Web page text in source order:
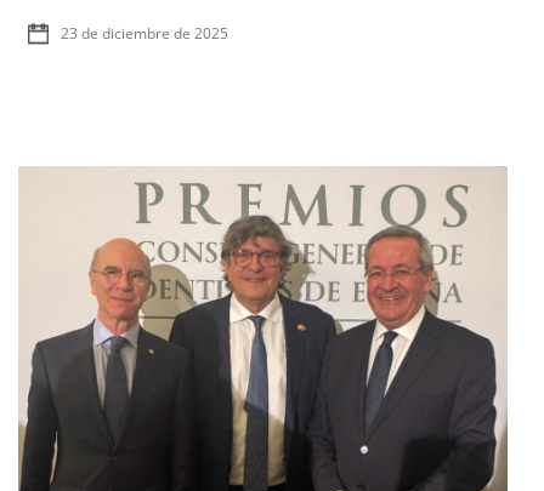
23 de diciembre de 2025